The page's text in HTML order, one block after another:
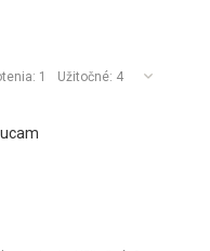
1 Užitočné: 4